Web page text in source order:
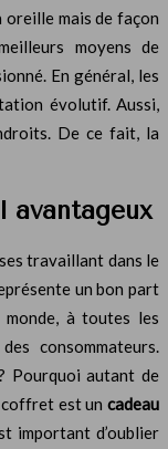
oreille mais de façon
moyens de
En général, les
évolutif. Aussi,
De ce fait, la
avantageux
travaillant dans le
un bon part
à toutes les
consommateurs.
Pourquoi autant de
coffret est un cadeau
important d’oublier